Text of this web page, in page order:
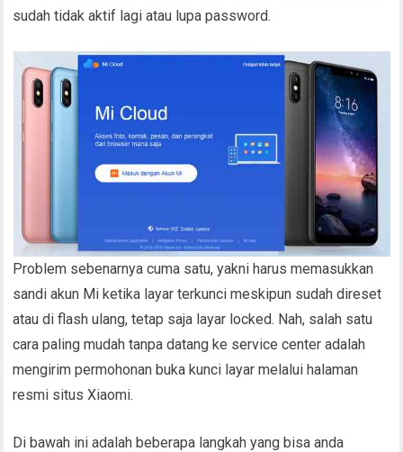
sudah tidak aktif lagi atau lupa password.
Problem sebenarnya cuma satu, yakni harus memasukkan
sandi akun Mi ketika layar terkunci meskipun sudah direset
atau di flash ulang, tetap saja layar locked. Nah, salah satu
cara paling mudah tanpa datang ke service center adalah
mengirim permohonan buka kunci layar melalui halaman
resmi situs Xiaomi.
Di bawah ini adalah beberapa langkah yang bisa anda